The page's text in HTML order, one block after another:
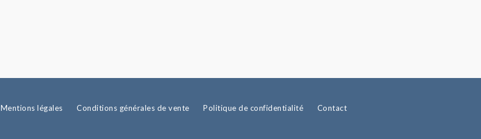
Mentions légales Conditions générales de vente Politique de confidentialité Contact